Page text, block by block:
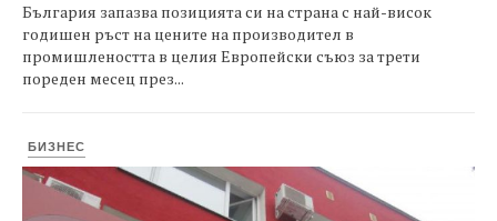
България запазва позицията си на страна с най-висок
годишен ръст на цените на производител в
промишлеността в целия Европейски съюз за трети
пореден месец през...
БИЗНЕС